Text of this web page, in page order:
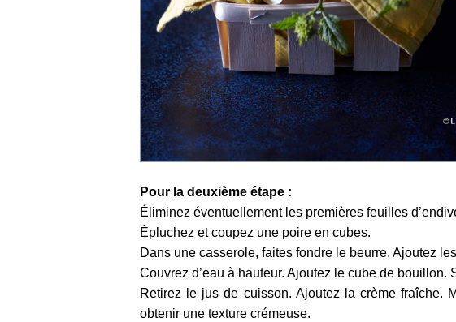
Pour la deuxième étape :
Éliminez éventuellement les premières feuilles
Épluchez et coupez une poire en cubes.
Dans une casserole, faites fondre le beurre. Ajoutez
Couvrez d’eau à hauteur. Ajoutez le cube de
Retirez le jus de cuisson. Ajoutez la crème fraîche.
obtenir une texture crémeuse.